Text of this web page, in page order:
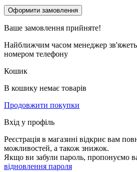
Ваше замовлення прийняте!
Найближчим часом менеджер
номером телефону
Кошик
В кошику немає товарів
Продовжити покупки
Вхід у профіль
Реєстрація в магазині відкриє вам
можливостей, а також знижок.
Якщо ви забули пароль, пропонуємо
відновлення пароля